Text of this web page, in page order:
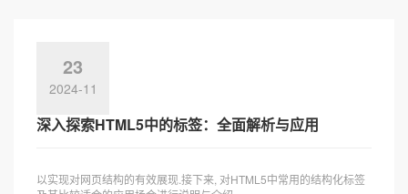
23
2024-11
深入探索HTML5中的标签：全面解析与应用
以实现对网页结构的有效展现.接下来, 对HTML5中常用的结构化标签